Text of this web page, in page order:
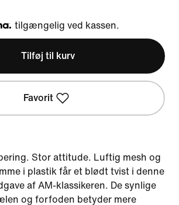
Klarna
tilgængelig ved kassen.
Tilføj til kurv
Favorit
Stor attitude. Luftig mesh og
i plastik får et blødt tvist i denne
af AM-klassikeren. De synlige
og forfoden betyder mere